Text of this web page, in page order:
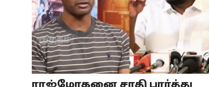
Special Story
Business
Tamilnadu